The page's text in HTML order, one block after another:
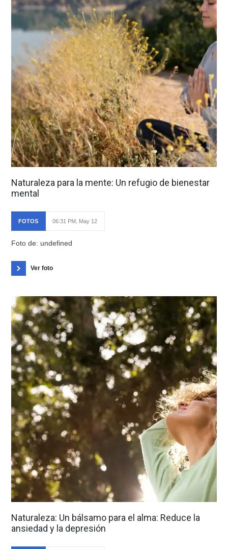
Naturaleza para la mente: Un refugio de bienestar
mental
FOTOS 06:31 PM, May 12
Foto de: undefined
Ver foto
Naturaleza: Un bálsamo para el alma: Reduce la
ansiedad y la depresión